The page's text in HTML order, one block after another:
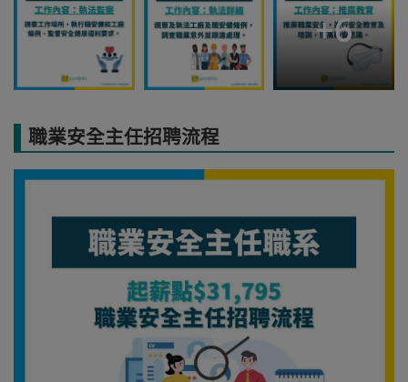
+6
職業安全主任招聘流程